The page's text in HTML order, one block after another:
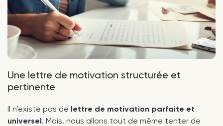
Une lettre de motivation structurée et
pertinente
Il n’existe pas de lettre de motivation parfaite et
universel. Mais, nous allons tout de même tenter de